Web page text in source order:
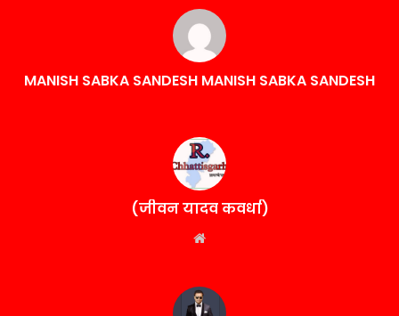
MANISH SABKA SANDESH MANISH SABKA SANDESH
(जीवन यादव कवर्धा)